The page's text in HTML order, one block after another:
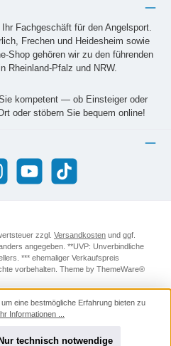
Fachgeschäft für den Angelsport.
Frechen und Heidesheim sowie
Shop gehören wir zu den führenden
Rheinland-Pfalz und NRW.
kompetent — ob Einsteiger oder
oder stöbern Sie bequem online!
YouTube TikTok
zzgl. Versandkosten und ggf.
angegeben. **UVP: Unverbindliche
*** ehemaliger Verkaufspreis
vorbehalten. Theme by ThemeWare®
eine bestmögliche Erfahrung bieten zu
Informationen ...
Nur technisch notwendige